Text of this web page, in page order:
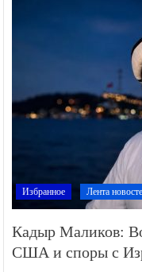
Избранное Лента
Кадыр Маликов:
США и споры с